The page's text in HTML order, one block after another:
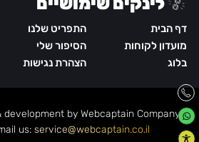
דף הבית
התפריט שלנו
מועדון לקוחות
הסיפור שלי
בלוג
הצהרת נגישות
development by Webcaptain Company
|
us: service@webcaptain.co.il